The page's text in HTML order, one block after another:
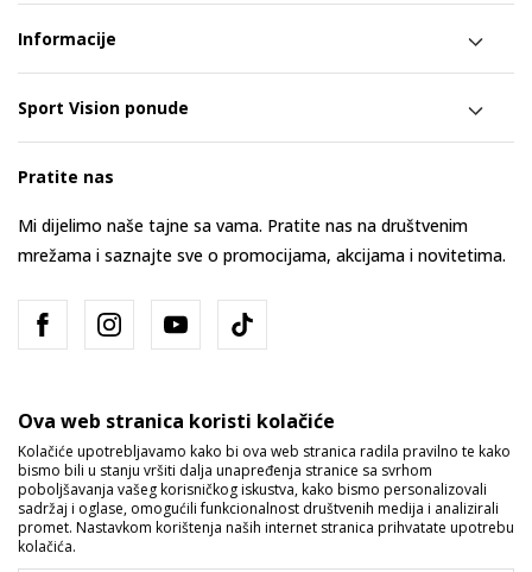
Informacije
Sport Vision ponude
Pratite nas
Mi dijelimo naše tajne sa vama. Pratite nas na društvenim
mrežama i saznajte sve o promocijama, akcijama i novitetima.
Bosna i Hercegovina Promijenite
Ova web stranica koristi kolačiće
Kolačiće upotrebljavamo kako bi ova web stranica radila pravilno te kako
bismo bili u stanju vršiti dalja unapređenja stranice sa svrhom
poboljšavanja vašeg korisničkog iskustva, kako bismo personalizovali
sadržaj i oglase, omogućili funkcionalnost društvenih medija i analizirali
promet. Nastavkom korištenja naših internet stranica prihvatate upotrebu
kolačića.